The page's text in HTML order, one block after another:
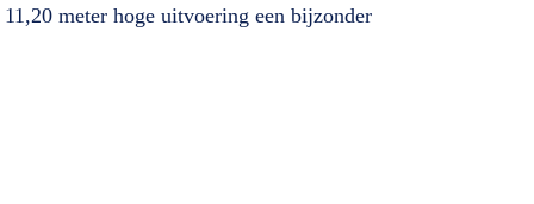
meter hoge uitvoering een bijzonder